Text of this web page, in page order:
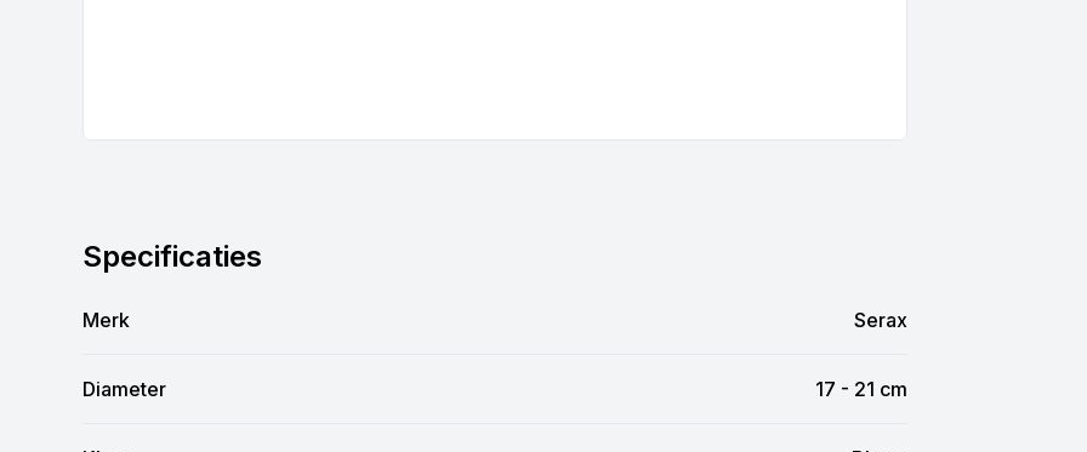
Specificaties
Merk Serax
Diameter 17 - 21 cm